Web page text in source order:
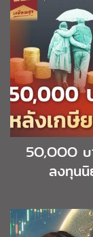
5O,OOO
ลงทุน